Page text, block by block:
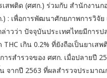
สพติด (ศศก.) ร่วมกับ สำนักงาน
: เพื่อการพัฒนาศักยภาพการวิจั
าวว่า ปัจจุบันประเทศไทยมีการ
THC เกิน 0.2% ที่ยังถือเป็นยาเ
รสำรวจของ ศศก. เมื่อปลายปี
จากปี 2563 ที่ผลสำรวจประมา